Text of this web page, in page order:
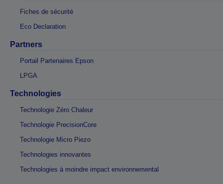
Fiches de sécurité
Eco Declaration
Partners
Portail Partenaires Epson
LPGA
Technologies
Technologie Zéro Chaleur
Technologie PrecisionCore
Technologie Micro Piezo
Technologies innovantes
Technologies à moindre impact environnemental